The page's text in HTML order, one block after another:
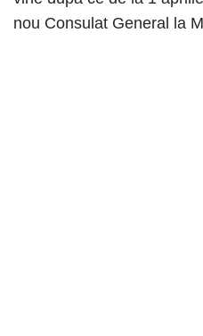
nou Consulat General la